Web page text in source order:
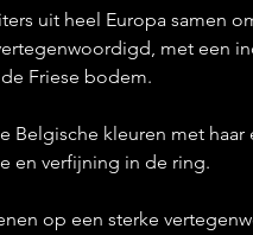
uit heel Europa samen
met een
Friese bodem.
Belgische kleuren met
en verfijning in de ring.
op een sterke